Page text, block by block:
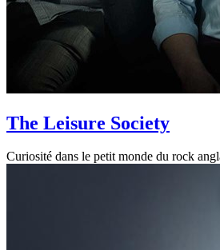
The Leisure Society
Curiosité dans le petit monde du rock